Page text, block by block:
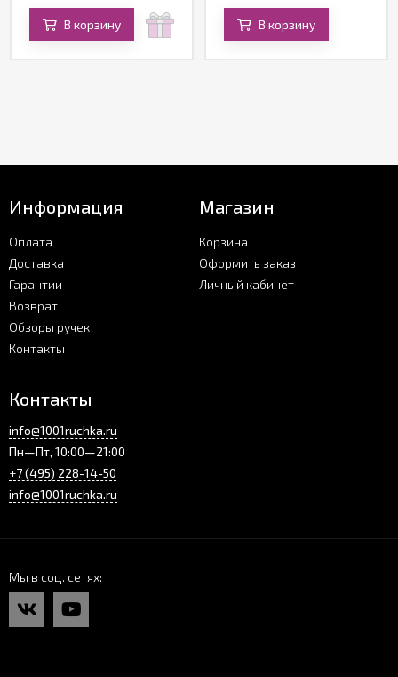
В корзину В корзину
Информация
Оплата
Доставка
Гарантии
Возврат
Обзоры ручек
Контакты
Магазин
Корзина
Оформить заказ
Личный кабинет
Контакты
info@1001ruchka.ru
Пн—Пт, 10:00—21:00
+7 (495) 228-14-50
info@1001ruchka.ru
Мы в соц. сетях